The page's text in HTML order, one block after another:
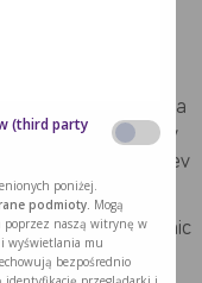
E, Guy M, Al Olama
epidemiology
implications. Nat Rev
alpha-linolenic
of fatal coronary
(third party
poniżej.
podmioty. Mogą
poprzez naszą witrynę w
wyświetlania mu
bezpośrednio